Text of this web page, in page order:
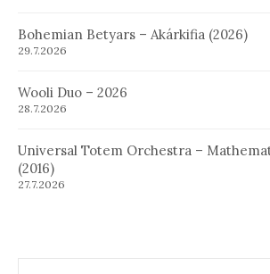
Bohemian Betyars – Akárkifia (2026)
29.7.2026
Wooli Duo – 2026
28.7.2026
Universal Totem Orchestra –
(2016)
27.7.2026